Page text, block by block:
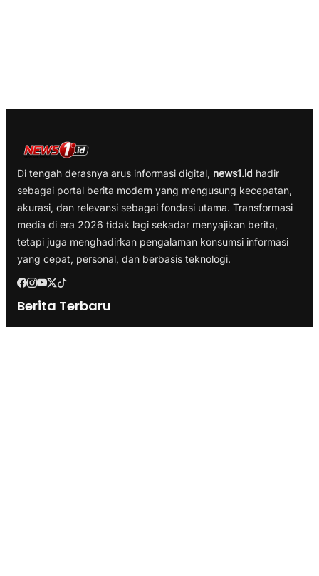
Di tengah derasnya arus informasi digital, news1.id hadir
sebagai portal berita modern yang mengusung kecepatan,
akurasi, dan relevansi sebagai fondasi utama. Transformasi
media di era 2026 tidak lagi sekadar menyajikan berita,
tetapi juga menghadirkan pengalaman konsumsi informasi
yang cepat, personal, dan berbasis teknologi.
Berita Terbaru